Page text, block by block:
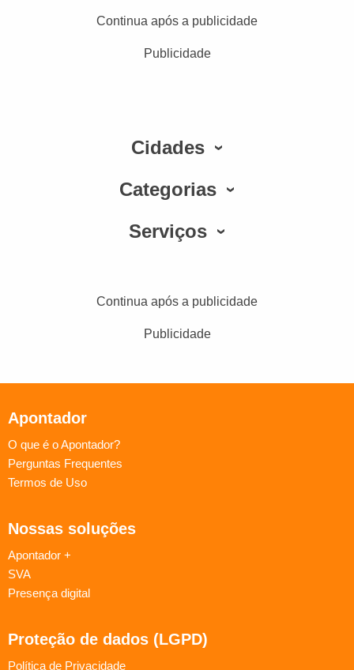
Continua após a publicidade
Publicidade
Cidades
Categorias
Serviços
Continua após a publicidade
Publicidade
Apontador
O que é o Apontador?
Perguntas Frequentes
Termos de Uso
Nossas soluções
Apontador +
SVA
Presença digital
Proteção de dados (LGPD)
Política de Privacidade